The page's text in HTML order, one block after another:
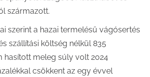
származott.
szerint a hazai termelésű vágósertés
szállítási költség nélkül 835
meleg súly volt 2024
csökkent az egy évvel